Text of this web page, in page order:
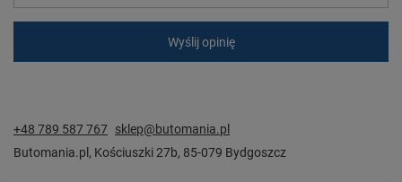
Wyślij opinię
+48 789 587 767 sklep@butomania.pl
Butomania.pl , Kościuszki 27b, 85-079 Bydgoszcz